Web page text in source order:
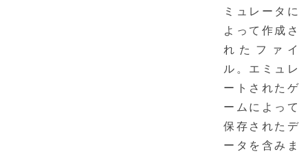
ミュレータに
よって作成さ
れたファイ
ル。エミュレ
ートされたゲ
ームによって
保存されたデ
ータを含みま